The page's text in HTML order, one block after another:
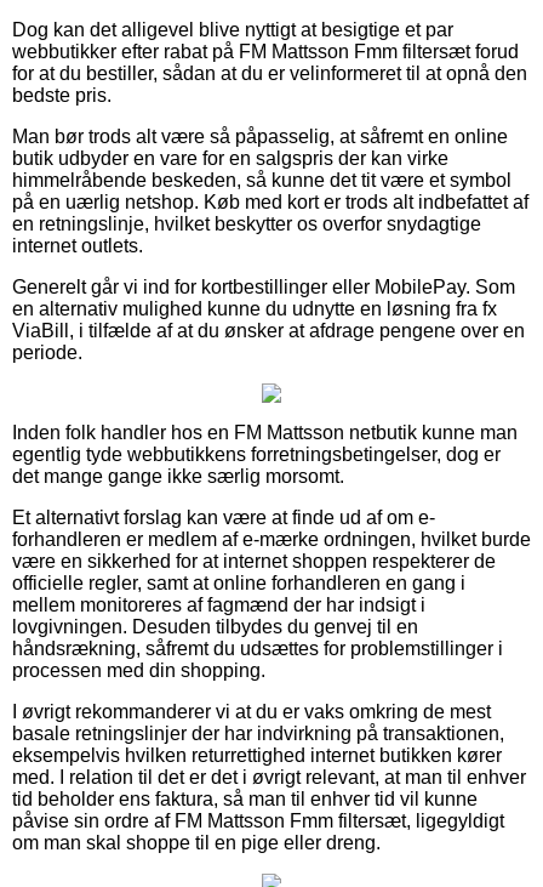
Dog kan det alligevel blive nyttigt at besigtige et par
webbutikker efter rabat på FM Mattsson Fmm filtersæt forud
for at du bestiller, sådan at du er velinformeret til at opnå den
bedste pris.
Man bør trods alt være så påpasselig, at såfremt en online
butik udbyder en vare for en salgspris der kan virke
himmelråbende beskeden, så kunne det tit være et symbol
på en uærlig netshop. Køb med kort er trods alt indbefattet af
en retningslinje, hvilket beskytter os overfor snydagtige
internet outlets.
Generelt går vi ind for kortbestillinger eller MobilePay. Som
en alternativ mulighed kunne du udnytte en løsning fra fx
ViaBill, i tilfælde af at du ønsker at afdrage pengene over en
periode.
Inden folk handler hos en FM Mattsson netbutik kunne man
egentlig tyde webbutikkens forretningsbetingelser, dog er
det mange gange ikke særlig morsomt.
Et alternativt forslag kan være at finde ud af om e-
forhandleren er medlem af e-mærke ordningen, hvilket burde
være en sikkerhed for at internet shoppen respekterer de
officielle regler, samt at online forhandleren en gang i
mellem monitoreres af fagmænd der har indsigt i
lovgivningen. Desuden tilbydes du genvej til en
håndsrækning, såfremt du udsættes for problemstillinger i
processen med din shopping.
I øvrigt rekommanderer vi at du er vaks omkring de mest
basale retningslinjer der har indvirkning på transaktionen,
eksempelvis hvilken returrettighed internet butikken kører
med. I relation til det er det i øvrigt relevant, at man til enhver
tid beholder ens faktura, så man til enhver tid vil kunne
påvise sin ordre af FM Mattsson Fmm filtersæt, ligegyldigt
om man skal shoppe til en pige eller dreng.